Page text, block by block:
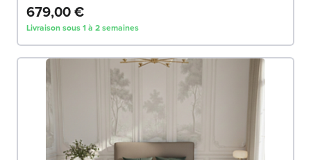
679,00 €
Livraison sous 1 à 2 semaines